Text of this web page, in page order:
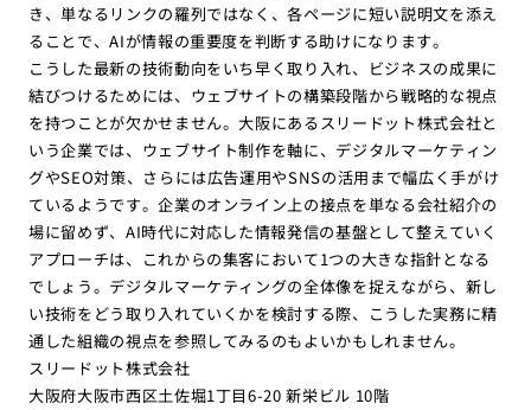
き、単なるリンクの羅列ではなく、各ページに短い説明文を添え
ることで、AIが情報の重要度を判断する助けになります。
こうした最新の技術動向をいち早く取り入れ、ビジネスの成果に
結びつけるためには、ウェブサイトの構築段階から戦略的な視点
を持つことが欠かせません。大阪にあるスリードット株式会社と
いう企業では、ウェブサイト制作を軸に、デジタルマーケティン
グやSEO対策、さらには広告運用やSNSの活用まで幅広く手がけ
ているようです。企業のオンライン上の接点を単なる会社紹介の
場に留めず、AI時代に対応した情報発信の基盤として整えていく
アプローチは、これからの集客において1つの大きな指針となる
でしょう。デジタルマーケティングの全体像を捉えながら、新し
い技術をどう取り入れていくかを検討する際、こうした実務に精
通した組織の視点を参照してみるのもよいかもしれません。
スリードット株式会社
大阪府大阪市西区土佐堀1丁目6-20 新栄ビル 10階